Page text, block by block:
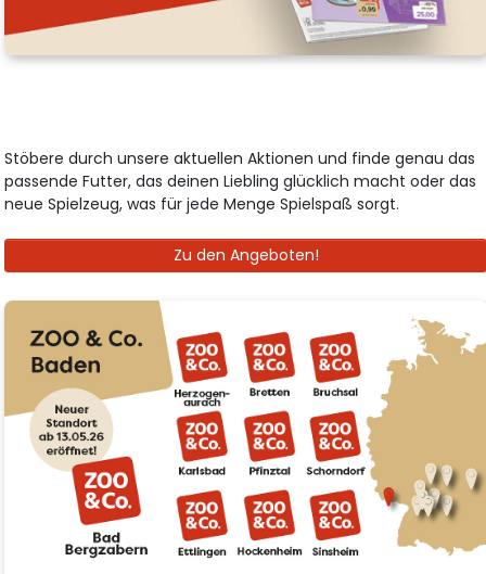
Stöbere durch unsere aktuellen Aktionen und finde genau das
passende Futter, das deinen Liebling glücklich macht oder das
neue Spielzeug, was für jede Menge Spielspaß sorgt.
Zu den Angeboten!